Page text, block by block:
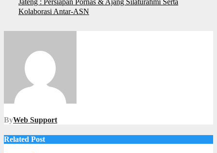
Jateng : Persiapan Pornas & Ajang Silaturahmi Serta
Kolaborasi Antar-ASN
ByWeb Support
Related Post